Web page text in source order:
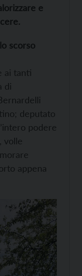
e
scorso
ai tanti
di
deputato
podere
volle
appena